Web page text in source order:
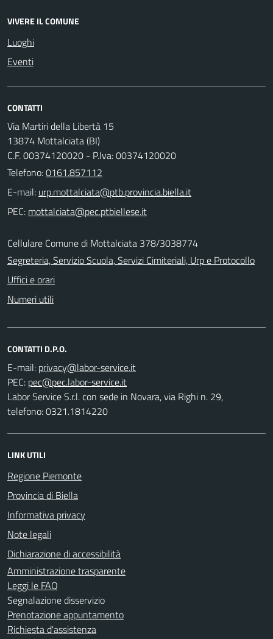
VIVERE IL COMUNE
Luoghi
Eventi
CONTATTI
Via Martiri della Libertà 15
13874 Mottalciata (BI)
C.F. 00374120020 - P.Iva: 00374120020
Telefono:0161.857112
E-mail:
PEC:
Cellulare Comune di Mottalciata 378/3038774
Segreteria, Servizio Scuola, Servizi Cimiteriali, Urp e Protocollo
Uffici e orari
Numeri utili
CONTATTI D.P.O.
E-mail:
PEC:
Labor Service S.r.l. con sede in Novara, via Righi n. 29,
telefono: 0321.1814220
LINK UTILI
Regione Piemonte
Provincia di Biella
Informativa privacy
Note legali
Dichiarazione di accessibilità
Amministrazione trasparente
Leggi le FAQ
Segnalazione disservizio
Prenotazione appuntamento
Richiesta d'assistenza